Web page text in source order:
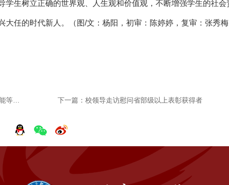
学生树立正确的世界观、人生观和价值观，不断增强学生的社会
任的时代新人。（图/文：杨阳，初审：陈婷婷，复审：张秀梅
下一篇：校领导走访慰问省部级以上表彰获得者